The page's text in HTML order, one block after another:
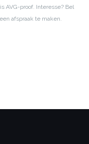
AVG-proof. Interesse? Bel
afspraak te maken.